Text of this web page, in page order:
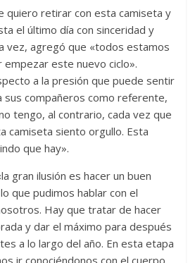
quiero retirar con esta camiseta y
el último día con sinceridad y
vez, agregó que «todos estamos
empezar este nuevo ciclo».
a la presión que puede sentir
sus compañeros como referente,
tengo, al contrario, cada vez que
camiseta siento orgullo. Esta
que hay».
gran ilusión es hacer un buen
que pudimos hablar con el
Hay que tratar de hacer
y dar el máximo para después
a lo largo del año. En esta etapa
ir conociéndonos con el cuerpo